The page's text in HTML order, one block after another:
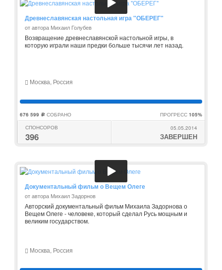
Древнеславянская настольная игра "ОБЕРЕГ"
от автора Михаил Голубев
Возвращение древнеславянской настольной игры, в
которую играли наши предки больше тысячи лет назад.
Москва, Россия
676 599 c СОБРАНО ПРОГРЕСС 105%
СПОНСОРОВ
396
05.05.2014
ЗАВЕРШЕН
Документальный фильм о Вещем Олеге
от автора Михаил Задорнов
Авторский документальный фильм Михаила Задорнова о
Вещем Олеге - человеке, который сделал Русь мощным и
великим государством.
Москва, Россия